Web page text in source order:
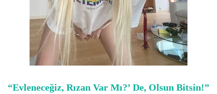
“Evleneceğiz, Rızan Var Mı?’ De, Olsun Bitsin!”